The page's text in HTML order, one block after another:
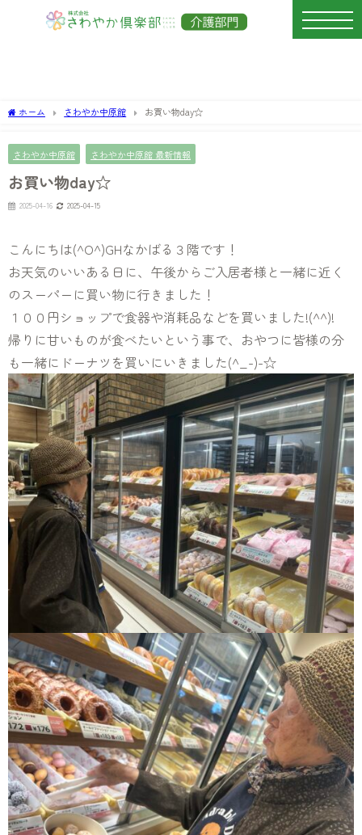
ホーム さわやか中原館 お買い物day☆
さわやか中原館 さわやか中原館 最新情報
お買い物day☆
2025-04-16 2025-04-15
こんにちは(^O^)GHなかばる３階です！
お天気のいいある日に、午後からご入居者様と一緒に近く
のスーパーに買い物に行きました！
１００円ショップで食器や消耗品などを買いました!(^^)!
帰りに甘いものが食べたいという事で、おやつに皆様の分
も一緒にドーナツを買いにいきました(^_-)-☆